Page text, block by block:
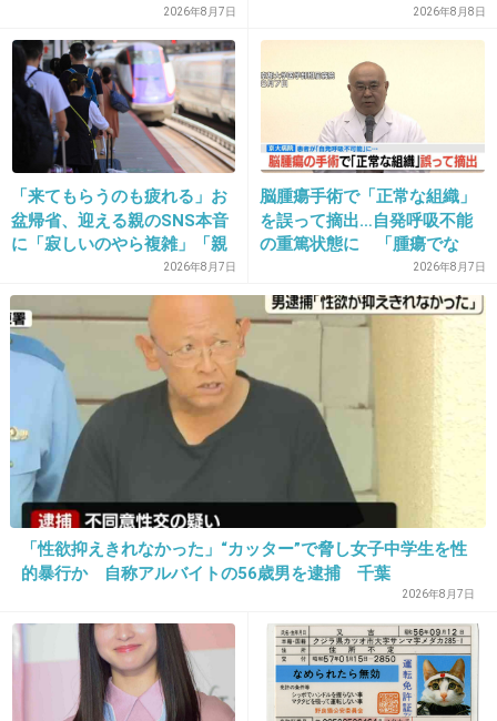
決死行！まさに昨日やってた。高遠カッコヨス
ギ！来週に続くんだけど気になって仕方がな
い。早く来週になれ！
+68 -1
24. 匿名2014/08/17(日) 21:33:16
最後も良くできた話だと思います。
25. 匿名 2014/08/17(日) 21:33:33
剣持警部の殺人
+37 -1
2014/08/17(日) 21:33:53
15さんと一緒の
異人館村殺人事件！
2026年8月7日 2026年8月8日
「来てもらうのも疲れる」お
盆帰省、迎える親のSNS本音
に「寂しいのやら複雑」「親
孝行だと思っていたのに」
2026年8月7日
脳腫瘍手術で「正常な組織」
を誤って摘出…自発呼吸不能
の重篤状態に 「腫瘍でな
い」結果出ても“勘違い”で摘
出継続 通常の生活送ってい
た患者が手足も動かず 京大
2026年8月7日
「性欲抑えきれなかった」“カッター”で脅し女子中学生を性
的暴行か 自称アルバイトの56歳男を逮捕 千葉
2026年8月7日